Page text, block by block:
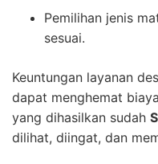
Pemilihan jenis
sesuai.
Keuntungan layanan
dapat menghemat
yang dihasilkan sudah
dilihat, diingat, dan